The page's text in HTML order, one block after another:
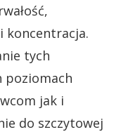
koncentracja.
tych
poziomach
jak i
do szczytowej